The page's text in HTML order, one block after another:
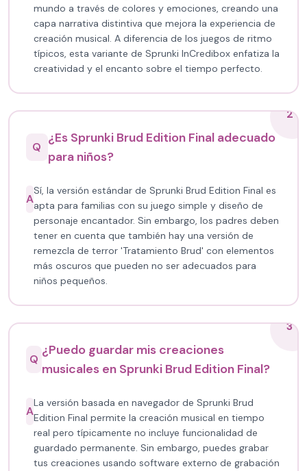
mundo a través de colores y emociones, creando una
capa narrativa distintiva que mejora la experiencia de
creación musical. A diferencia de los juegos de ritmo
típicos, esta variante de Sprunki InCredibox enfatiza la
creatividad y el encanto sobre el tiempo perfecto.
2
Q
¿Es Sprunki Brud Edition Final adecuado
para niños?
A
Sí, la versión estándar de Sprunki Brud Edition Final es
apta para familias con su juego simple y diseño de
personaje encantador. Sin embargo, los padres deben
tener en cuenta que también hay una versión de
remezcla de terror 'Tratamiento Brud' con elementos
más oscuros que pueden no ser adecuados para
niños pequeños.
3
Q
¿Puedo guardar mis creaciones
musicales en Sprunki Brud Edition Final?
A
La versión basada en navegador de Sprunki Brud
Edition Final permite la creación musical en tiempo
real pero típicamente no incluye funcionalidad de
guardado permanente. Sin embargo, puedes grabar
tus creaciones usando software externo de grabación